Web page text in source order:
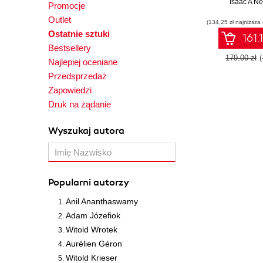
Promocje
Outlet
Ostatnie sztuki
Bestsellery
Najlepiej oceniane
Przedsprzedaż
Zapowiedzi
Druk na żądanie
Wyszukaj autora
Popularni autorzy
Anil Ananthaswamy
Adam Józefiok
Witold Wrotek
Aurélien Géron
Witold Krieser
book for all
vast
Minitab to
data,
visualize
Isaac A
(134,25 zł
179.00 zł